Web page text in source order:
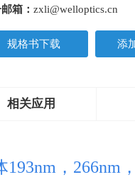
箱： zxli@welloptics.cn
规格书下载 添
相关应用
，266nm